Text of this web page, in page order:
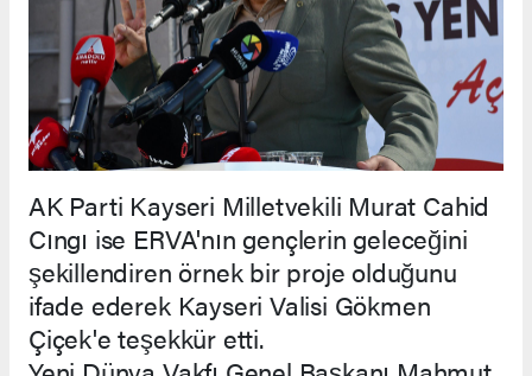
AK Parti Kayseri Milletvekili Murat Cahid
Cıngı ise ERVA'nın gençlerin geleceğini
şekillendiren örnek bir proje olduğunu
ifade ederek Kayseri Valisi Gökmen
Çiçek'e teşekkür etti.